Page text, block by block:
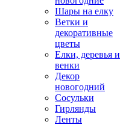
Шары на елку
Ветки и
декоративные
цветы
Елки, деревья и
венки
Декор
новогодний
Сосульки
Гирлянды
Ленты